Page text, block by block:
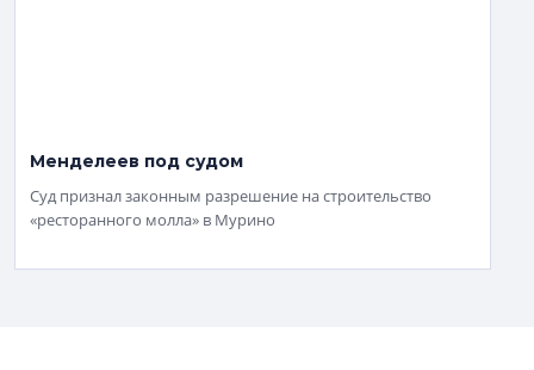
Менделеев под судом
Суд признал законным разрешение на строительство
«ресторанного молла» в Мурино